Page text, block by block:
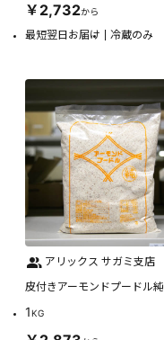
￥2,732から
最短翌日お届け 冷蔵のみ
アリックス サガミ支店
皮付きアーモンドプードル純
1KG